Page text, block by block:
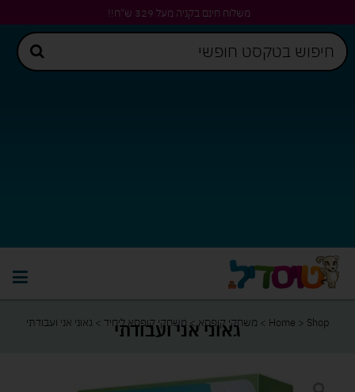
משלוח חינם בקניה מעל 329 ש"ח!!
Home > Shop
> משחקי קופסא> משחקי קופסא ליחיד > גאוני אני ועבודתי גאוני אני ועבודתי